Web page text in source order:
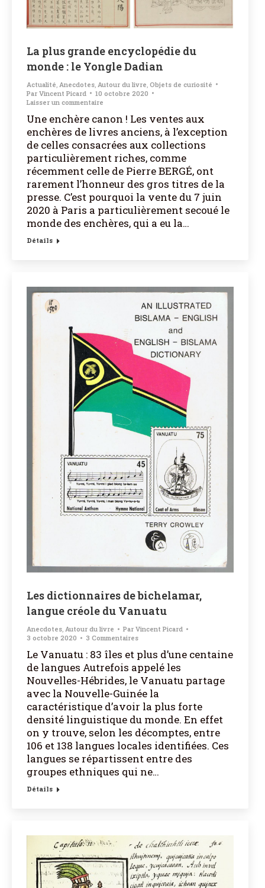
La plus grande encyclopédie du
monde : le Yongle Dadian
Actualité Anecdotes Autour du livre Objets de curiosité
Par Vincent Picard
10 octobre 2020
Laisser un commentaire
Une enchère canon ! Les ventes aux
enchères de livres anciens, à l’exception
de celles consacrées aux collections
particulièrement riches, comme
récemment celle de Pierre BERGÉ, ont
rarement l’honneur des gros titres de la
presse. C’est pourquoi la vente du 7 juin
2020 à Paris a particulièrement secoué le
monde des enchères, qui a eu la…
Détails
Les dictionnaires de bichelamar,
langue créole du Vanuatu
Anecdotes, Autour du livre Par Vincent Picard
3 octobre 2020
3 Commentaires
Le Vanuatu : 83 îles et plus d’une centaine
de langues Autrefois appelé les
Nouvelles-Hébrides, le Vanuatu partage
avec la Nouvelle-Guinée la
caractéristique d’avoir la plus forte
densité linguistique du monde. En effet
on y trouve, selon les décomptes, entre
106 et 138 langues locales identifiées. Ces
langues se répartissent entre des
groupes ethniques qui ne…
Détails